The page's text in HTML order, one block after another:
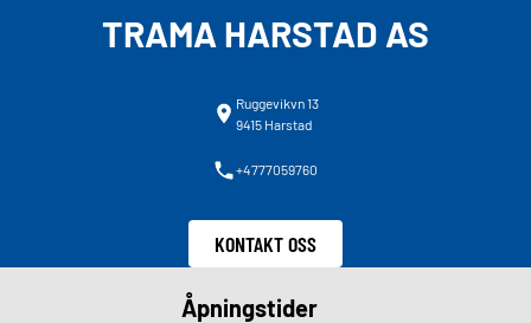
TRAMA HARSTAD AS
Ruggevikvn 13
9415 Harstad
+4777059760
KONTAKT OSS
Åpningstider